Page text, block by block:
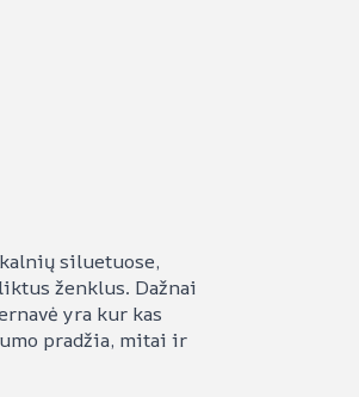
siluetuose,
ženklus. Dažnai
yra kur kas
pradžia, mitai ir